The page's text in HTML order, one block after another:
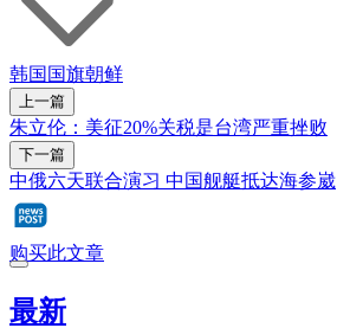
韩国 国旗朝鲜
上一篇
朱立伦：美征20%关税是台湾严重挫败
下一篇
中俄六天联合演习 中国舰艇抵达海参崴
购买此文章
最新